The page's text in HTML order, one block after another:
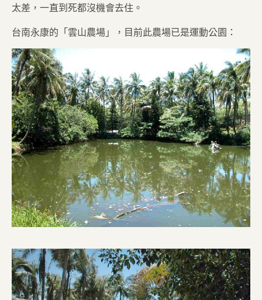
太差，一直到死都沒機會去住。
台南永康的「雲山農場」，目前此農場已是運動公園：